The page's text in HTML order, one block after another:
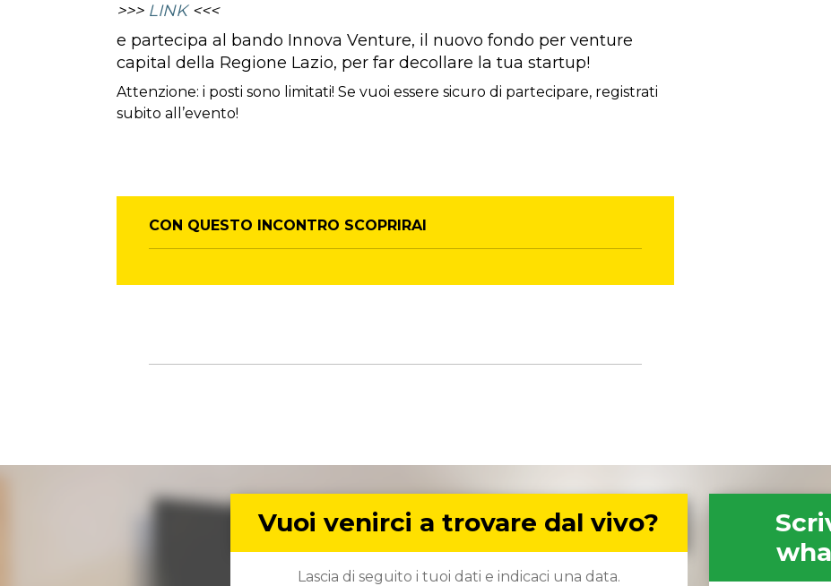
>>> LINK<<<
e partecipa al bando Innova Venture, il nuovo fondo per venture
capital della Regione Lazio, per far decollare la tua startup!
Attenzione: i posti sono limitati! Se vuoi essere sicuro di partecipare, registrati
subito all’evento!
CON QUESTO INCONTRO SCOPRIRAI
Vuoi venirci a trovare dal vivo?
Lascia di seguito i tuoi dati e indicaci una data.